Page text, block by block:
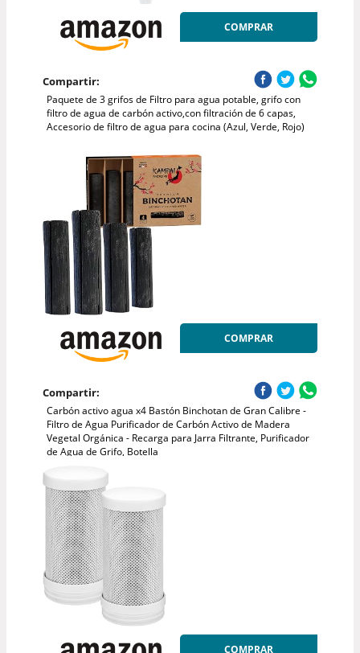
COMPRAR
Compartir:
Paquete de 3 grifos de Filtro para agua potable, grifo con
filtro de agua de carbón activo,con filtración de 6 capas,
Accesorio de filtro de agua para cocina (Azul, Verde, Rojo)
COMPRAR
Compartir:
Carbón activo agua x4 Bastón Binchotan de Gran Calibre -
Filtro de Agua Purificador de Carbón Activo de Madera
Vegetal Orgánica - Recarga para Jarra Filtrante, Purificador
de Agua de Grifo, Botella
COMPRAR